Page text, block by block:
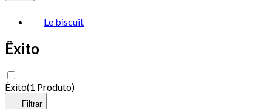
Le biscuit
Êxito
Êxito(1 Produto)
Filtrar